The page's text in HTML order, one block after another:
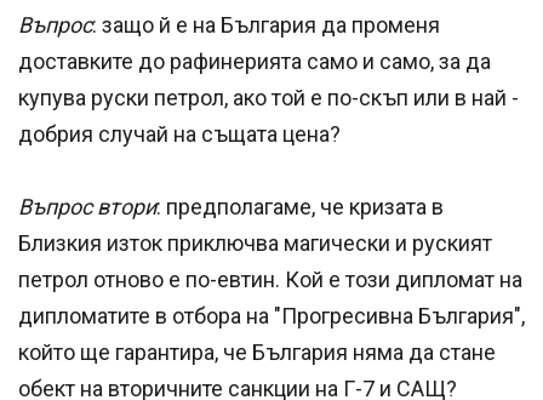
Въпрос: защо й е на България да променя
доставките до рафинерията само и само, за да
купува руски петрол, ако той е по-скъп или в най -
добрия случай на същата цена?
Въпрос втори: предполагаме, че кризата в
Близкия изток приключва магически и руският
петрол отново е по-евтин. Кой е този дипломат на
дипломатите в отбора на "Прогресивна България",
който ще гарантира, че България няма да стане
обект на вторичните санкции на Г-7 и САЩ?